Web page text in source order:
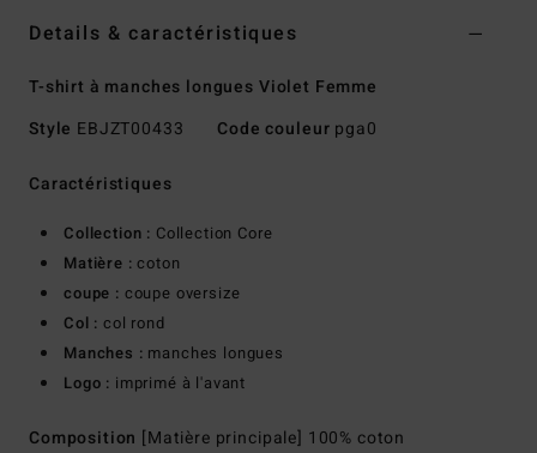
Details & caractéristiques
T-shirt à manches longues Violet Femme
Style EBJZT00433 Code couleur pga0
Caractéristiques
Collection : Collection Core
Matière : coton
coupe : coupe oversize
Col : col rond
Manches : manches longues
Logo : imprimé à l'avant
Composition [Matière principale] 100% coton